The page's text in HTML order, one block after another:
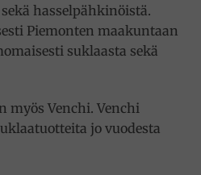
hasselpähkinöistä.
Piemonten maakuntaan
suklaasta sekä
myös Venchi. Venchi
jo vuodesta